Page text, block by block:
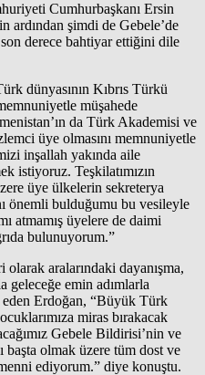
Cumhurbaşkanı Ersin
ardından şimdi de Gebele’de
derece bahtiyar ettiğini dile
dünyasının Kıbrıs Türkü
müşahede
da Türk Akademisi ve
üye olmasını memnuniyetle
inşallah yakında aile
istiyoruz. Teşkilatımızın
üye ülkelerin sekreterya
önemli bulduğumu bu vesileyle
atmamış üyelere de daimi
bulunuyorum.”
aralarındaki dayanışma,
geleceğe emin adımlarla
Erdoğan, “Büyük Türk
miras bırakacak
Gebele Bildirisi’nin ve
başta olmak üzere tüm dost ve
ediyorum.” diye konuştu.